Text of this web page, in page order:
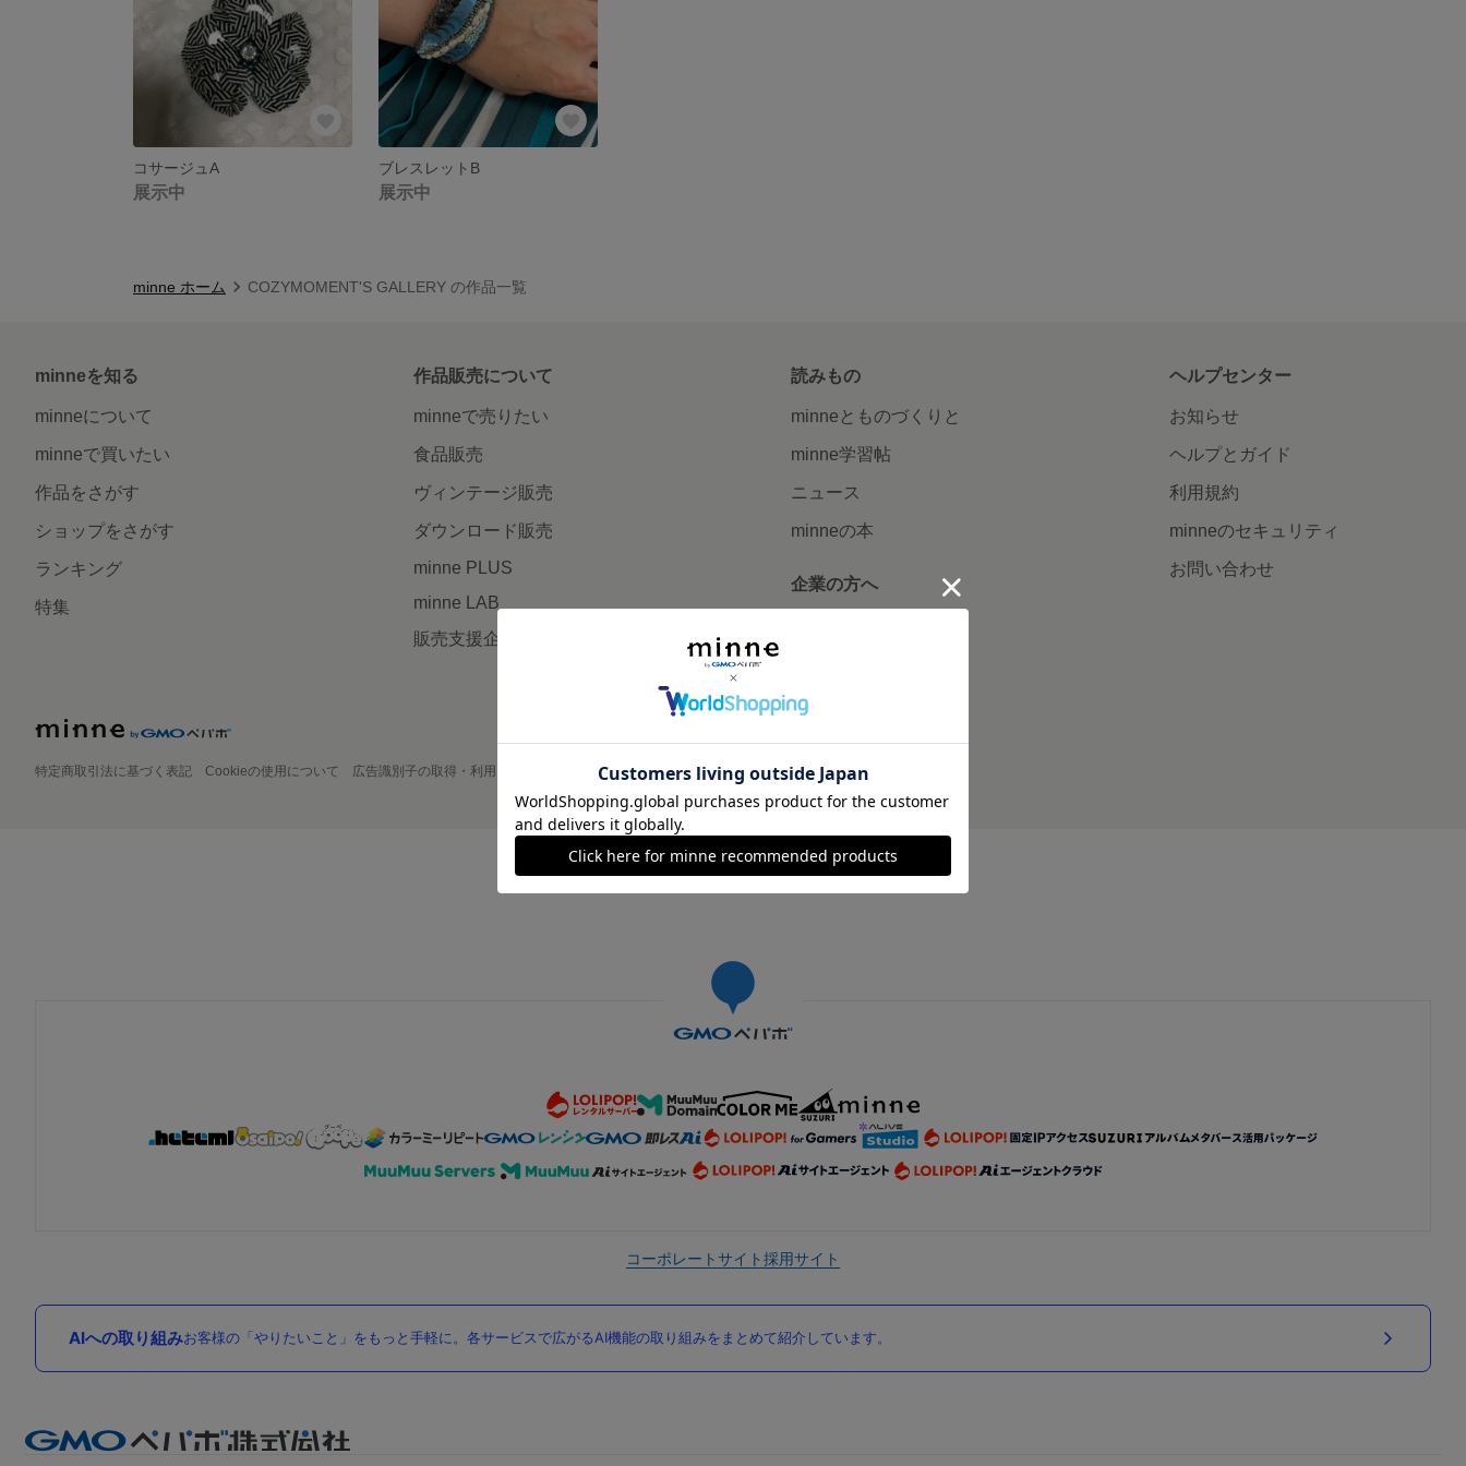
コサージュA
展示中
ブレスレットB
展示中
minne ホーム COZYMOMENT'S GALLERY の作品一覧
minneを知る
minneについて
minneで買いたい
作品をさがす
ショップをさがす
ランキング
特集
作品販売について
minneで売りたい
食品販売
ヴィンテージ販売
ダウンロード販売
minne PLUS
minne LAB
販売支援企画・イベント
読みもの
minneとものづくりと
minne学習帖
ニュース
minneの本
企業の方へ
ヘルプセンター
お知らせ
ヘルプとガイド
利用規約
minneのセキュリティ
お問い合わせ
特定商取引法に基づく表記 Cookieの使用について 広告識別子の取得・利用 プライバシーポリシー 会社概要 採用情報 メディアキット
©GMO Pepabo, Inc. All rights reserved.
コーポレートサイト採用サイト
AIへの取り組みお客様の「やりたいこと」をもっと手軽に。各サービスで広がるAI機能の取り組みをまとめて紹介しています。